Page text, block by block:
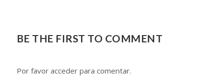
BE THE FIRST TO COMMENT
Por favor acceder para comentar.